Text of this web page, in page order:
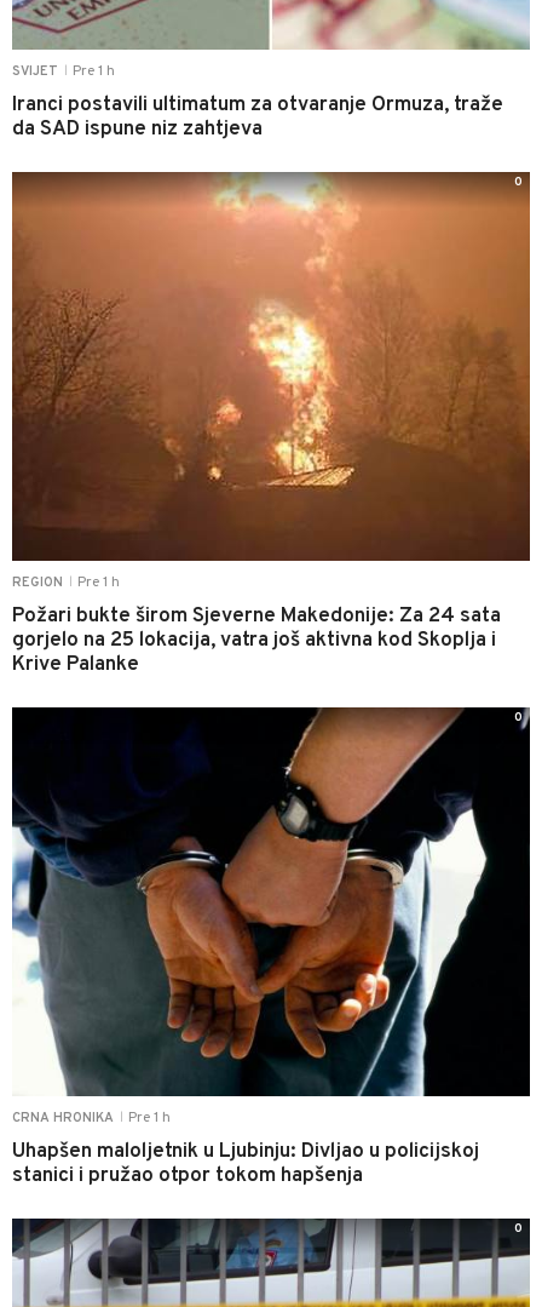
SVIJET Pre 1 h
Iranci postavili ultimatum za otvaranje Ormuza, traže
da SAD ispune niz zahtjeva
REGION Pre 1 h
Požari bukte širom Sjeverne Makedonije: Za 24 sata
gorjelo na 25 lokacija, vatra još aktivna kod Skoplja i
Krive Palanke
0
CRNA HRONIKA Pre 1 h
Uhapšen maloljetnik u Ljubinju: Divljao u policijskoj
stanici i pružao otpor tokom hapšenja
0
0